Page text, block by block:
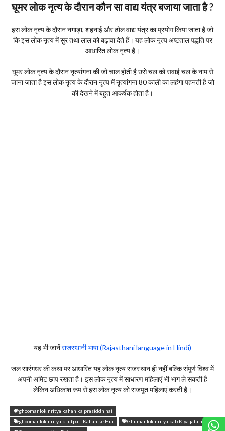
घूमर लोक नृत्य के दौरान कौन सा वाद्य यंत्र बजाया जाता है ?
इस लोक नृत्य के दौरान नगाड़ा, शहनाई और ढोल वाद्य यंत्र का प्रयोग किया जाता है जो
कि इस लोक नृत्य में सुर तथा लाल को बढ़ावा देते हैं। यह लोक नृत्य अष्टताल पद्धति पर
आधारित लोक नृत्य है।
घूमर लोक नृत्य के दौरान नृत्यांगना की जो चाल होती है उसे चल को सवाई चल के नाम से
जाना जाता है इस लोक नृत्य के दौरान नृत्य में नृत्यांगना 80 काली का लहंगा पहनती है जो
की देखने में बहुत आकर्षक होता है।
यह भी जानेंराजस्थानी भाषा (Rajasthani language in Hindi)
जल सारंगधर की कथा पर आधारित यह लोक नृत्य राजस्थान ही नहीं बल्कि संपूर्ण विश्व में
अपनी अमिट छाप रखता है। इस लोक नृत्य में साधारण महिलाएं भी भाग ले सकती है
लेकिन अधिकांश रूप से इस लोक नृत्य को राजपूत महिलाएं करती है।
ghoomar lok nritya kahan ka prasiddh hai
ghoomar lok nritya ki utpati Kahan se Hui
Ghumar lok nritya kab Kiya jata hai